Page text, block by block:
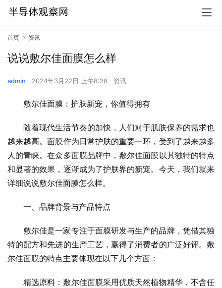
首页 资讯
说说敷尔佳面膜怎么样
admin 2024年3月22日 上午8:28 资讯
敷尔佳面膜：护肤新宠，你值得拥有
随着现代生活节奏的加快，人们对于肌肤保养的需求也
越来越高。面膜作为日常护肤的重要一环，受到了越来越多
人的青睐。在众多面膜品牌中，敷尔佳面膜以其独特的特点
和显著的效果，逐渐成为了护肤界的新宠。今天，我们就来
详细说说敷尔佳面膜怎么样。
一、品牌背景与产品特点
敷尔佳是一家专注于面膜研发与生产的品牌，凭借其独
特的配方和先进的生产工艺，赢得了消费者的广泛好评。敷
尔佳面膜的特点主要体现在以下几个方面：
精选原料：敷尔佳面膜采用优质天然植物精华，不含任